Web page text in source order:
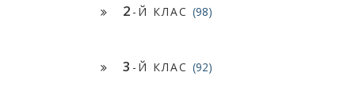
2 -Й КЛАС (98)
3 -Й КЛАС (92)